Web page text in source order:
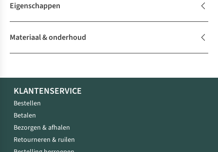
Eigenschappen
Materiaal & onderhoud
KLANTENSERVICE
Bestellen
Betalen
Bezorgen & afhalen
Retourneren & ruilen